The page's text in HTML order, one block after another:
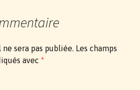
sera pas publiée. Les champs
avec *